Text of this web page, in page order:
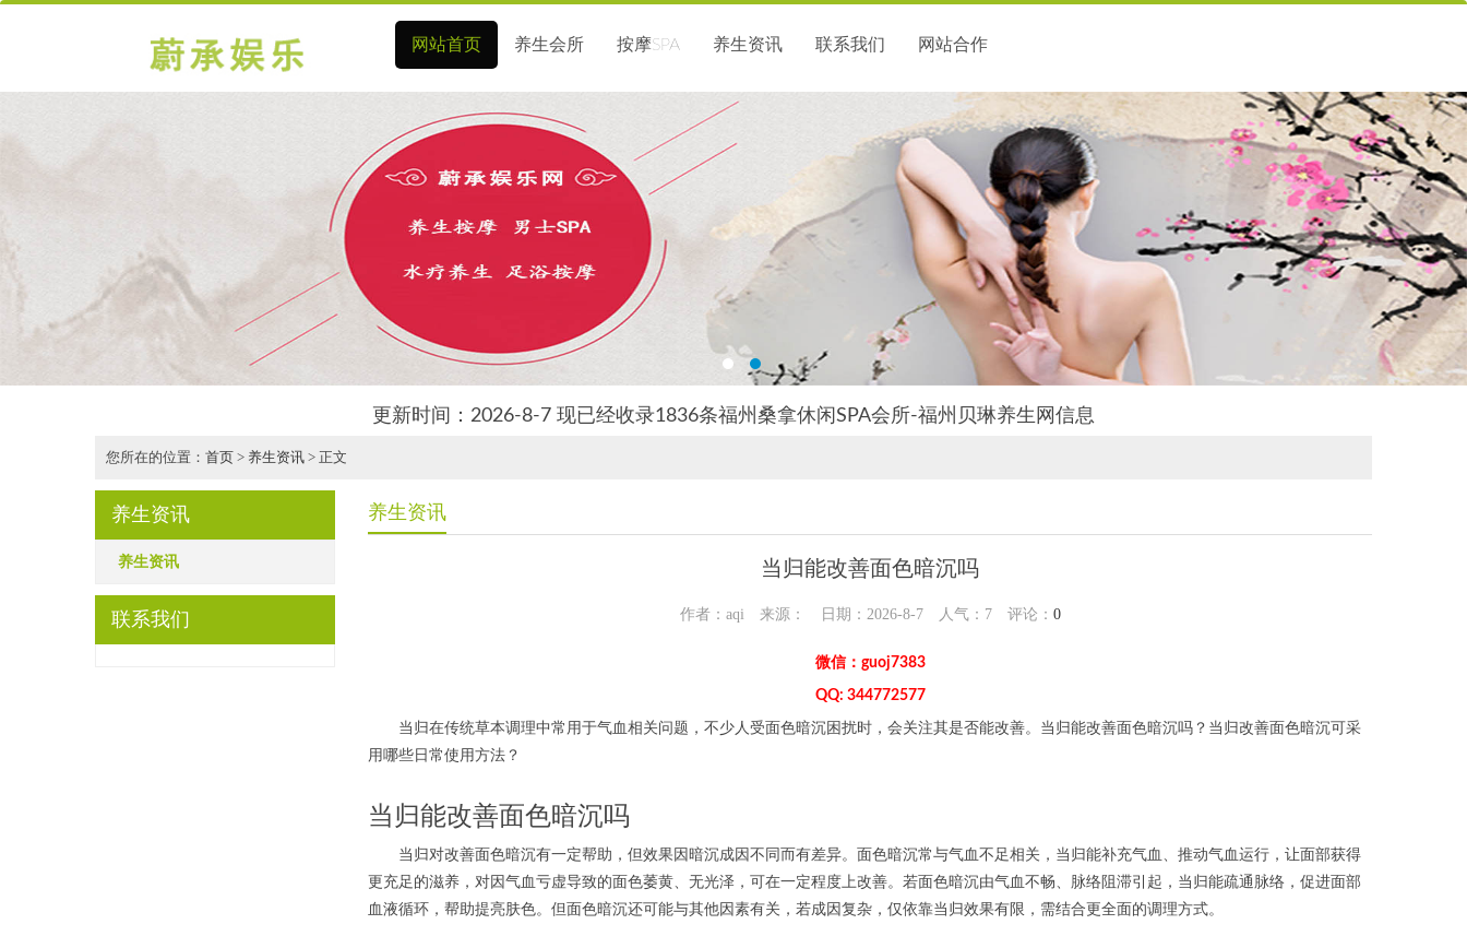
网站首页 养生会所 按摩SPA 养生资讯 联系我们 网站合作
更新时间：2026-8-7 现已经收录1836条福州桑拿休闲SPA会所-福州贝琳养生网信息
您所在的位置： 首页 > 养生资讯 > 正文
养生资讯
养生资讯
联系我们
养生资讯
当归能改善面色暗沉吗
作者：aqi 来源： 日期：2026-8-7 人气： 7评论： 0
微信：guoj7383
QQ: 344772577
当归在传统草本调理中常用于气血相关问题，不少人受面色暗沉困扰时，会关注其是否能改善。当归能改善面色暗沉吗？当归改善面色暗沉可采
用哪些日常使用方法？
当归能改善面色暗沉吗
当归对改善面色暗沉有一定帮助，但效果因暗沉成因不同而有差异。面色暗沉常与气血不足相关，当归能补充气血、推动气血运行，让面部获得
更充足的滋养，对因气血亏虚导致的面色萎黄、无光泽，可在一定程度上改善。若面色暗沉由气血不畅、脉络阻滞引起，当归能疏通脉络，促进面部
血液循环，帮助提亮肤色。但面色暗沉还可能与其他因素有关，若成因复杂，仅依靠当归效果有限，需结合更全面的调理方式。